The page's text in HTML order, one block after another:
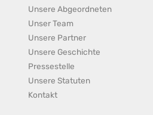
Unsere Abgeordneten
Unser Team
Unsere Partner
Unsere Geschichte
Pressestelle
Unsere Statuten
Kontakt